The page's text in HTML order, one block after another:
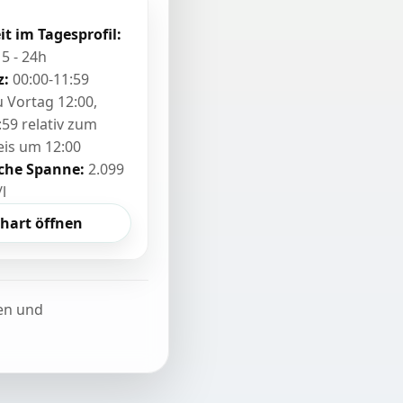
im Tagesprofil:
- 24h
00:00-11:59
Vortag 12:00,
relativ zum
um 12:00
Spanne: 2.099
öffnen
und